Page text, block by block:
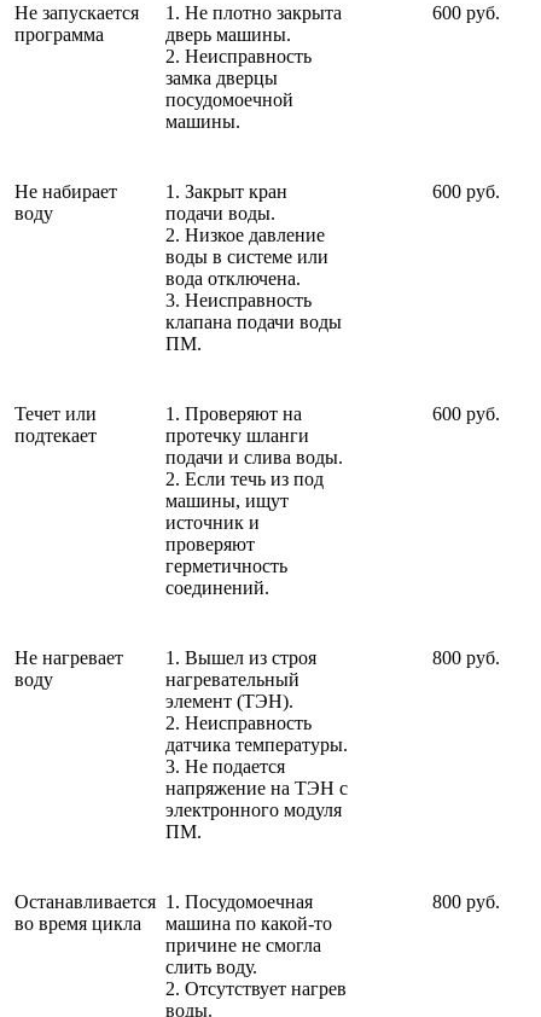
Не запускается
программа
1. Не плотно закрыта
дверь машины.
2. Неисправность
замка дверцы
посудомоечной
машины.
600 руб.
Не набирает
воду
1. Закрыт кран
подачи воды.
2. Низкое давление
воды в системе или
вода отключена.
3. Неисправность
клапана подачи воды
ПМ.
600 руб.
Течет или
подтекает
1. Проверяют на
протечку шланги
подачи и слива воды.
2. Если течь из под
машины, ищут
источник и
проверяют
герметичность
соединений.
600 руб.
Не нагревает
воду
1. Вышел из строя
нагревательный
элемент (ТЭН).
2. Неисправность
датчика температуры.
3. Не подается
напряжение на ТЭН с
электронного модуля
ПМ.
800 руб.
Останавливается
во время цикла
1. Посудомоечная
машина по какой-то
причине не смогла
слить воду.
2. Отсутствует нагрев
воды.
800 руб.